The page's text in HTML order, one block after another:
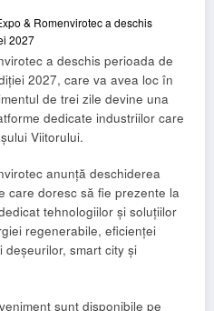
a deschis perioada de
2027, care va avea loc în
de trei zile devine una
dedicate industriilor care
Viitorului.
anunță deschiderea
care doresc să fie prezente la
tehnologiilor și soluțiilor
regenerabile, eficienței
smart city și
sunt disponibile pe